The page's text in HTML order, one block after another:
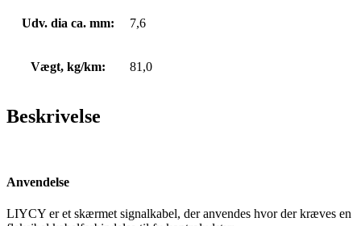
Udv. dia ca. mm: 7,6
Vægt, kg/km: 81,0
Beskrivelse
Anvendelse
LIYCY er et skærmet signalkabel, der anvendes hvor der kræves en